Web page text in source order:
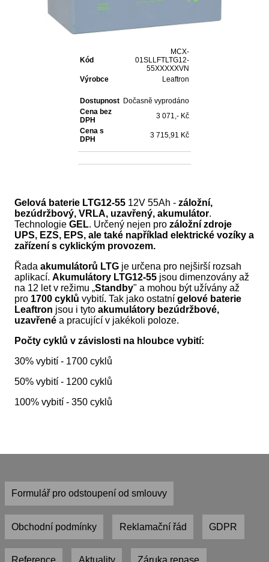
Kód
MCX-
01SLLFTLTG12-
55XXXXXVN
Výrobce
Leaftron
Dostupnost
Dočasně vyprodáno
Cena bez
DPH
3 071,- Kč
Cena s
DPH
3 715,91 Kč
Gelová baterie LTG12-55 12V 55Ah -záložní,
bezúdržbový, VRLA, uzavřený, akumulátor.
TechnologieGEL. Určený nejen prozáložní zdroje
UPS, EZS, EPS, ale také například elektrické vozíky a
zařízení s cyklickým provozem.
Řada akumulátorů LTG je určena pro nejširší rozsah
aplikací. Akumulátory LTG12-55 jsou dimenzovány až
na 12 let v režimu „Standby" a mohou být užívány až
pro 1700 cyklůvybití. Tak jako ostatnígelové baterie
Leaftron jsou i tyto akumulátory bezúdržbové,
uzavřené a pracující v jakékoli poloze.
Počty cyklů v závislosti na hloubce vybití:
30% vybití - 1700 cyklů
50% vybití - 1200 cyklů
100% vybití - 350 cyklů
Formulář pro odstoupení od smlouvy
Obchodní podmínky Reklamační řád GDPR